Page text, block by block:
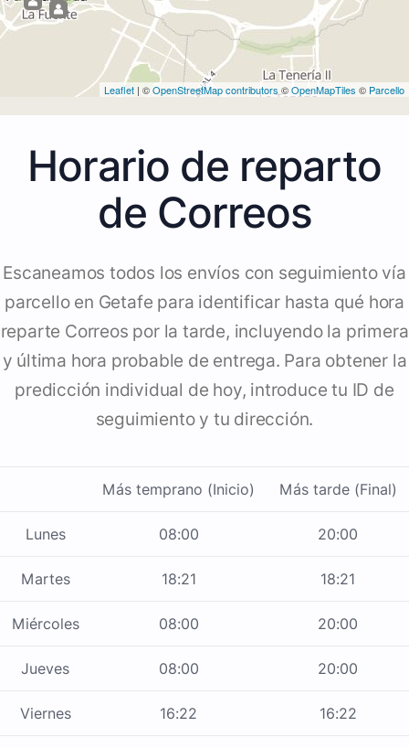
Leaflet | ©OpenStreetMap contributors ©OpenMapTiles © Parcello
Horario de reparto
de Correos
Escaneamos todos los envíos con seguimiento vía
parcello en Getafe para identificar hasta qué hora
reparte Correos por la tarde, incluyendo la primera
y última hora probable de entrega. Para obtener la
predicción individual de hoy, introduce tu ID de
seguimiento y tu dirección.
Más temprano (Inicio) Más tarde (Final)
Lunes 08:00 20:00
Martes 18:21 18:21
Miércoles 08:00 20:00
Jueves 08:00 20:00
Viernes 16:22 16:22